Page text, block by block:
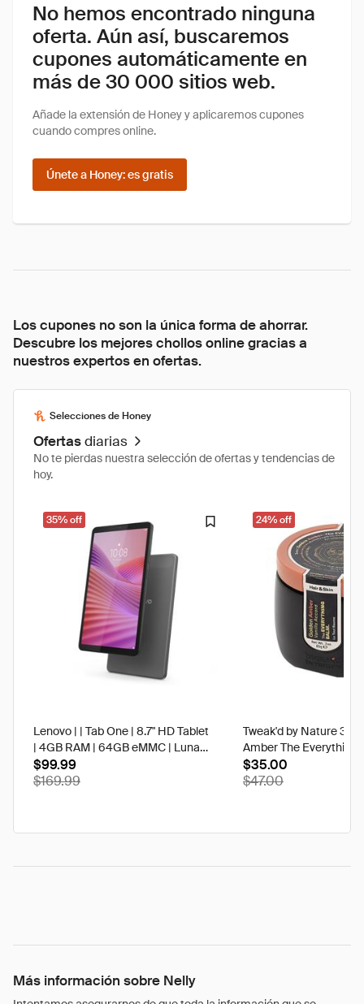
No hemos encontrado ninguna
oferta. Aún así, buscaremos
cupones automáticamente en
más de 30 000 sitios web.
Añade la extensión de Honey y aplicaremos cupones
cuando compres online.
Únete a Honey: es gratis
Los cupones no son la única forma de ahorrar.
Descubre los mejores chollos online gracias a
nuestros expertos en ofertas.
Selecciones de Honey
Ofertasdiarias
No te pierdas nuestra selección de ofertas y tendencias de
hoy.
35% off
Lenovo | | Tab One | 8.7" HD Tablet
| 4GB RAM | 64GB eMMC | Luna
Grey | Best Buy
$99.99
$169.99
24% off
Tweak'd by Nature 3
Amber The Everything
$35.00
$47.00
Más información sobre Nelly